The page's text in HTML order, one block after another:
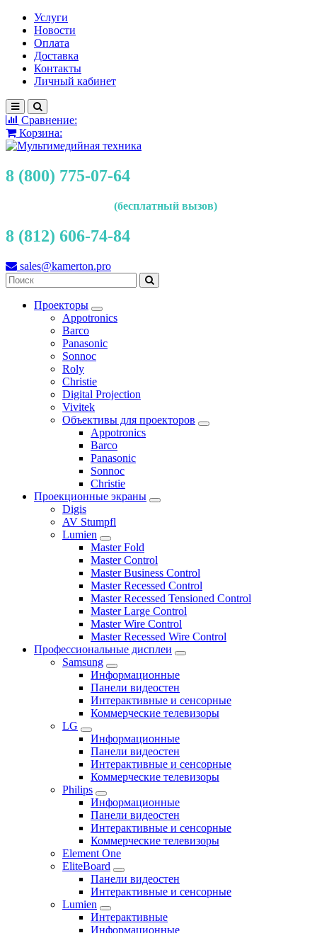
Услуги
Новости
Оплата
Доставка
Контакты
Личный кабинет
Сравнение:
Корзина:
8 (800) 775-07-64
(бесплатный вызов)
8 (812) 606-74-84
sales@kamerton.pro
Проекторы
Appotronics
Barco
Panasonic
Sonnoc
Roly
Christie
Digital Projection
Vivitek
Объективы для проекторов
Appotronics
Barco
Panasonic
Sonnoc
Сhristie
Проекционные экраны
Digis
AV Stumpfl
Lumien
Master Fold
Master Control
Master Business Control
Master Recessed Control
Master Recessed Tensioned Control
Master Large Control
Master Wire Control
Master Recessed Wire Control
Профессиональные дисплеи
Samsung
Информационные
Панели видеостен
Интерактивные и сенсорные
Коммерческие телевизоры
LG
Информационные
Панели видеостен
Интерактивные и сенсорные
Коммерческие телевизоры
Philips
Информационные
Панели видеостен
Интерактивные и сенсорные
Коммерческие телевизоры
Element One
EliteBoard
Панели видеостен
Интерактивные и сенсорные
Lumien
Интерактивные
Информационные